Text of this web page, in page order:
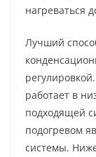
нагреваться
Лучший
работает в
подходящей
подогревом
системы.